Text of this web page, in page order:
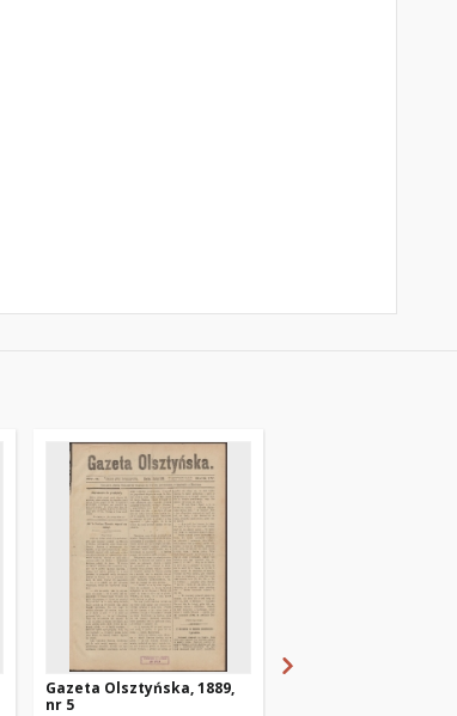
Gazeta Olsztyńska, 1889,
nr 5